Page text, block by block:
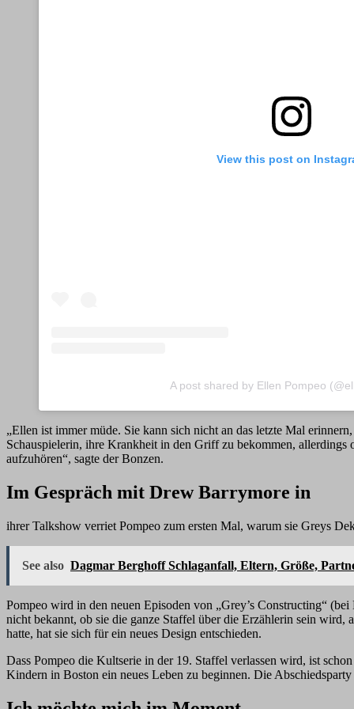
View this post on
A post shared by Ellen Pompeo
„Ellen ist immer müde. Sie kann sich nicht an das letzte Mal
Schauspielerin, ihre Krankheit in den Griff zu bekommen, allerdings
aufzuhören“, sagte der Bonzen.
Im Gespräch mit Drew Barrymore in
ihrer Talkshow verriet Pompeo zum ersten Mal, warum sie Greys
See also Dagmar Berghoff Schlaganfall, Eltern, Größe,
Pompeo wird in den neuen Episoden von „Grey’s Constructing“
nicht bekannt, ob sie die ganze Staffel über die Erzählerin sein
hatte, hat sie sich für ein neues Design entschieden.
Dass Pompeo die Kultserie in der 19. Staffel verlassen wird, ist
Kindern in Boston ein neues Leben zu beginnen. Die